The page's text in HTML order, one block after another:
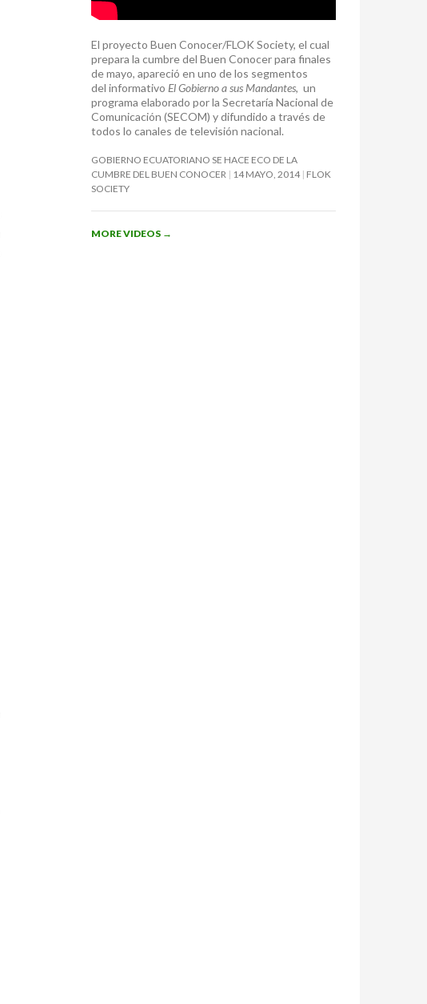
El proyecto Buen Conocer/FLOK Society, el cual
prepara la cumbre del Buen Conocer para finales
de mayo, apareció en uno de los segmentos
del informativo El Gobierno a sus Mandantes, un
programa elaborado por la Secretaría Nacional de
Comunicación (SECOM) y difundido a través de
todos lo canales de televisión nacional.
GOBIERNO ECUATORIANO SE HACE ECO DE LA
CUMBRE DEL BUEN CONOCER
14 MAYO, 2014 FLOK
SOCIETY
MORE VIDEOS →